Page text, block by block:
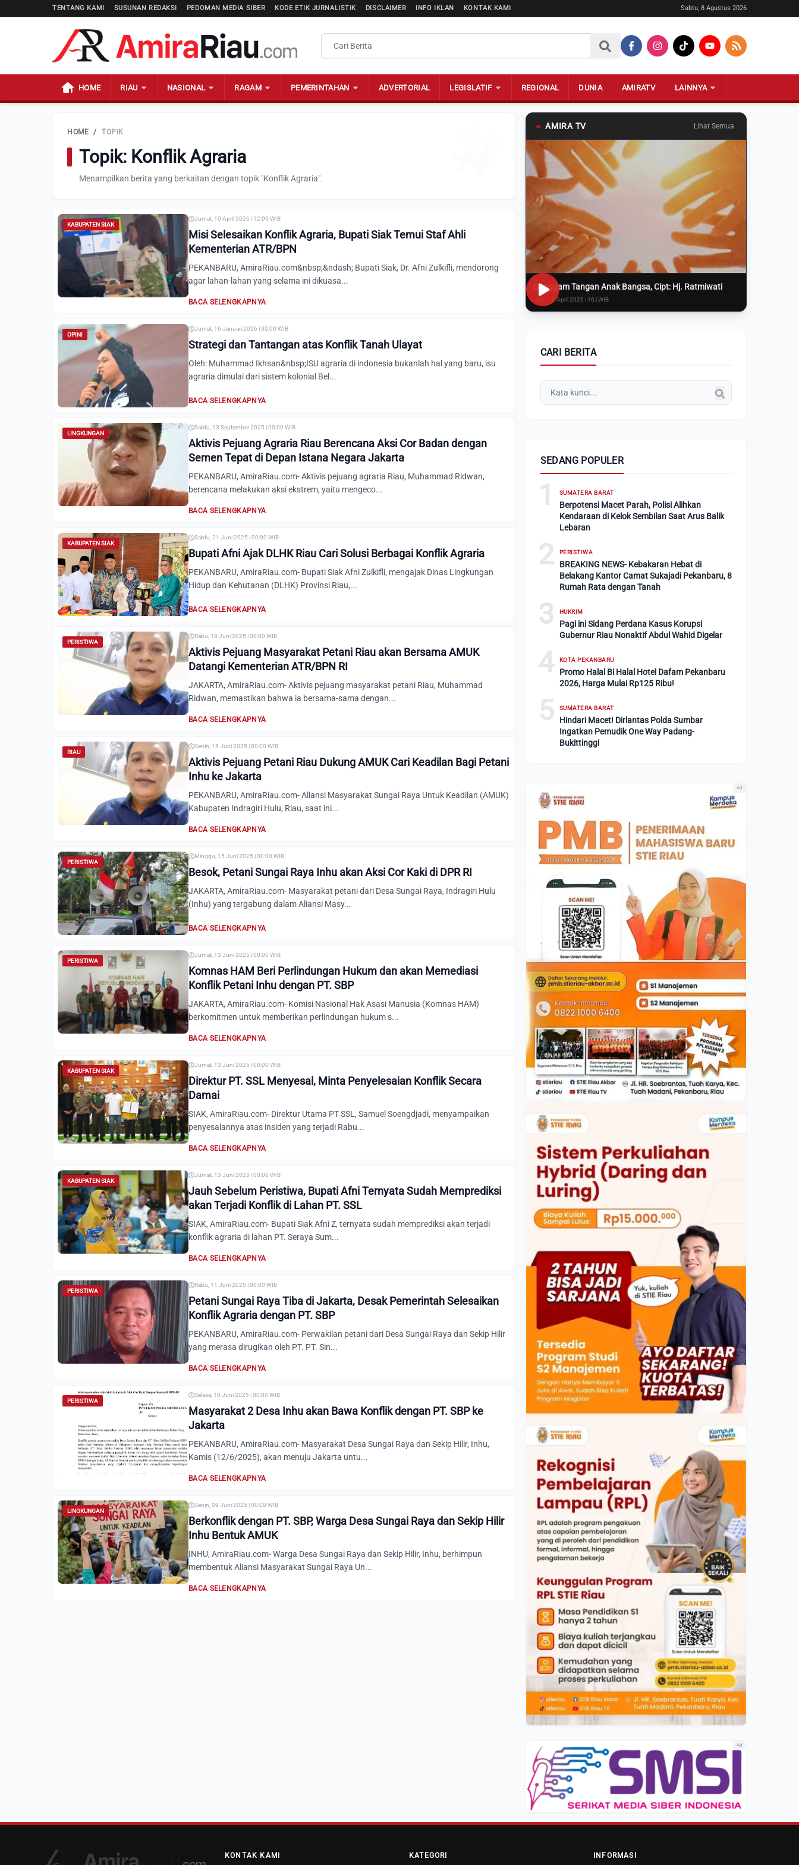
TENTANG KAMI SUSUNAN REDAKSI PEDOMAN MEDIA SIBER KODE ETIK JURNALISTIK DISCLAIMER INFO IKLAN KONTAK KAMI Sabtu, 8 Agustus 2026
HOME RIAU NASIONAL RAGAM PEMERINTAHAN ADVERTORIAL LEGISLATIF REGIONAL DUNIA AMIRATV LAINNYA
HOME / TOPIK
Topik: Konflik Agraria
Menampilkan berita yang berkaitan dengan topik "Konflik Agraria".
KABUPATEN SIAK
Jumat, 10 April 2026 | 12:09 WIB
Misi Selesaikan Konflik Agraria, Bupati Siak Temui Staf Ahli
Kementerian ATR/BPN
PEKANBARU, AmiraRiau.com&nbsp;&ndash; Bupati Siak, Dr. Afni Zulkifli, mendorong
agar lahan-lahan yang selama ini dikuasa...
BACA SELENGKAPNYA
OPINI
Jumat, 16 Januari 2026 | 00:00 WIB
Strategi dan Tantangan atas Konflik Tanah Ulayat
Oleh: Muhammad Ikhsan&nbsp;ISU agraria di indonesia bukanlah hal yang baru, isu
agraria dimulai dari sistem kolonial Bel...
BACA SELENGKAPNYA
LINGKUNGAN
Sabtu, 13 September 2025 | 00:00 WIB
Aktivis Pejuang Agraria Riau Berencana Aksi Cor Badan dengan
Semen Tepat di Depan Istana Negara Jakarta
PEKANBARU, AmiraRiau.com- Aktivis pejuang agraria Riau, Muhammad Ridwan,
berencana melakukan aksi ekstrem, yaitu mengeco...
BACA SELENGKAPNYA
KABUPATEN SIAK
Sabtu, 21 Juni 2025 | 00:00 WIB
Bupati Afni Ajak DLHK Riau Cari Solusi Berbagai Konflik Agraria
PEKANBARU, AmiraRiau.com- Bupati Siak Afni Zulkifli, mengajak Dinas Lingkungan
Hidup dan Kehutanan (DLHK) Provinsi Riau,...
BACA SELENGKAPNYA
PERISTIWA
Rabu, 18 Juni 2025 | 00:00 WIB
Aktivis Pejuang Masyarakat Petani Riau akan Bersama AMUK
Datangi Kementerian ATR/BPN RI
JAKARTA, AmiraRiau.com- Aktivis pejuang masyarakat petani Riau, Muhammad
Ridwan, memastikan bahwa ia bersama-sama dengan...
BACA SELENGKAPNYA
RIAU
Senin, 16 Juni 2025 | 00:00 WIB
Aktivis Pejuang Petani Riau Dukung AMUK Cari Keadilan Bagi Petani
Inhu ke Jakarta
PEKANBARU, AmiraRiau.com- Aliansi Masyarakat Sungai Raya Untuk Keadilan (AMUK)
Kabupaten Indragiri Hulu, Riau, saat ini...
BACA SELENGKAPNYA
PERISTIWA
Minggu, 15 Juni 2025 | 00:00 WIB
Besok, Petani Sungai Raya Inhu akan Aksi Cor Kaki di DPR RI
JAKARTA, AmiraRiau.com- Masyarakat petani dari Desa Sungai Raya, Indragiri Hulu
(Inhu) yang tergabung dalam Aliansi Masy...
BACA SELENGKAPNYA
PERISTIWA
Jumat, 13 Juni 2025 | 00:00 WIB
Komnas HAM Beri Perlindungan Hukum dan akan Memediasi
Konflik Petani Inhu dengan PT. SBP
JAKARTA, AmiraRiau.com- Komisi Nasional Hak Asasi Manusia (Komnas HAM)
berkomitmen untuk memberikan perlindungan hukum s...
BACA SELENGKAPNYA
KABUPATEN SIAK
Jumat, 13 Juni 2025 | 00:00 WIB
Direktur PT. SSL Menyesal, Minta Penyelesaian Konflik Secara
Damai
SIAK, AmiraRiau.com- Direktur Utama PT SSL, Samuel Soengdjadi, menyampaikan
penyesalannya atas insiden yang terjadi Rabu...
BACA SELENGKAPNYA
KABUPATEN SIAK
Jumat, 13 Juni 2025 | 00:00 WIB
Jauh Sebelum Peristiwa, Bupati Afni Ternyata Sudah Memprediksi
akan Terjadi Konflik di Lahan PT. SSL
SIAK, AmiraRiau.com- Bupati Siak Afni Z, ternyata sudah memprediksi akan terjadi
konflik agraria di lahan PT. Seraya Sum...
BACA SELENGKAPNYA
PERISTIWA
Rabu, 11 Juni 2025 | 00:00 WIB
Petani Sungai Raya Tiba di Jakarta, Desak Pemerintah Selesaikan
Konflik Agraria dengan PT. SBP
PEKANBARU, AmiraRiau.com- Perwakilan petani dari Desa Sungai Raya dan Sekip Hilir
yang merasa dirugikan oleh PT. PT. Sin...
BACA SELENGKAPNYA
PERISTIWA
Selasa, 10 Juni 2025 | 00:00 WIB
Masyarakat 2 Desa Inhu akan Bawa Konflik dengan PT. SBP ke
Jakarta
PEKANBARU, AmiraRiau.com- Masyarakat Desa Sungai Raya dan Sekip Hilir, Inhu,
Kamis (12/6/2025), akan menuju Jakarta untu...
BACA SELENGKAPNYA
LINGKUNGAN
Senin, 09 Juni 2025 | 00:00 WIB
Berkonflik dengan PT. SBP, Warga Desa Sungai Raya dan Sekip Hilir
Inhu Bentuk AMUK
INHU, AmiraRiau.com- Warga Desa Sungai Raya dan Sekip Hilir, Inhu, berhimpun
membentuk Aliansi Masyarakat Sungai Raya Un...
BACA SELENGKAPNYA
● AMIRA TV Lihat Semua
Genggam Tangan Anak Bangsa, Cipt: Hj. Ratmiwati
Rabu, 8 April 2026 | 16:i WIB
CARI BERITA
SEDANG POPULER
1 SUMATERA BARAT
Berpotensi Macet Parah, Polisi Alihkan
Kendaraan di Kelok Sembilan Saat Arus Balik
Lebaran
2 PERISTIWA
BREAKING NEWS- Kebakaran Hebat di
Belakang Kantor Camat Sukajadi Pekanbaru, 8
Rumah Rata dengan Tanah
3 HUKRIM
Pagi ini Sidang Perdana Kasus Korupsi
Gubernur Riau Nonaktif Abdul Wahid Digelar
4 KOTA PEKANBARU
Promo Halal Bi Halal Hotel Dafam Pekanbaru
2026, Harga Mulai Rp125 Ribu!
5 SUMATERA BARAT
Hindari Macet! Dirlantas Polda Sumbar
Ingatkan Pemudik One Way Padang-
Bukittinggi
Ad
Ad
KONTAK KAMI KATEGORI INFORMASI